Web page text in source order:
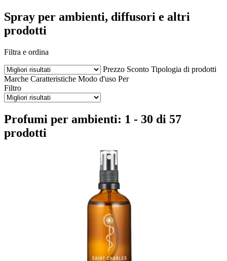
Spray per ambienti, diffusori e altri
prodotti
Filtra e ordina
Prezzo Sconto Tipologia di prodotti
Marche Caratteristiche Modo d'uso Per
Filtro
Profumi per ambienti: 1 - 30 di 57
prodotti